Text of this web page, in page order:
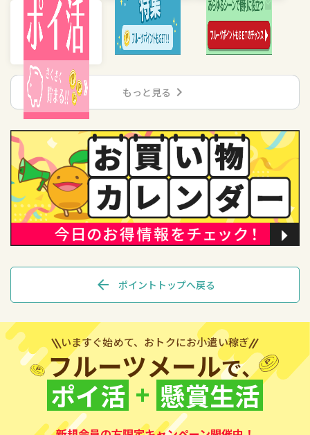
もっと見る chevron_right
arrow_back ポイントトップへ戻る
いますぐ始めて、おトクにお小遣い稼ぎ
フルーツメールで、
ポイ活 + 懸賞生活